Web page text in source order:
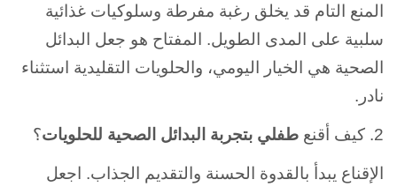
المنع التام قد يخلق رغبة مفرطة وسلوكيات غذائية
سلبية على المدى الطويل. المفتاح هو جعل البدائل
الصحية هي الخيار اليومي، والحلويات التقليدية استثناء
نادر.
2. كيف أقنع طفلي بتجربة البدائل الصحية للحلويات؟
الإقناع يبدأ بالقدوة الحسنة والتقديم الجذاب. اجعل